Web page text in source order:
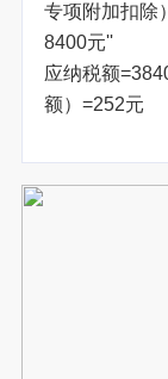
专项附加扣除
8400元''
应纳税额
额）=252元